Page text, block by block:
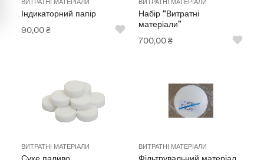
Мультимедійне обладнання
Освіта
Хімія
Індикаторний папір
90,00₴
Набір “Витратні
матеріали”
700,00₴
ВИТРАТНІ МАТЕРІАЛИ ВИТРАТНІ МАТЕРІАЛИ